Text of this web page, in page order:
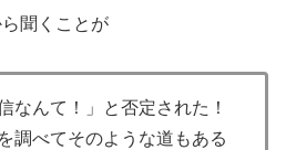
聞くことが
なんて！」と否定された！
調べてそのような道もある